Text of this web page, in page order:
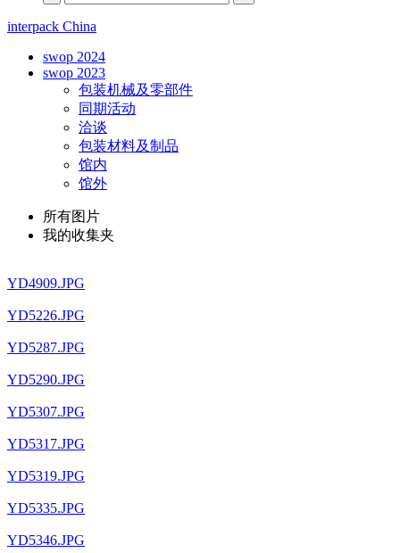
interpack China
swop 2024
swop 2023
包装机械及零部件
同期活动
洽谈
包装材料及制品
馆内
馆外
所有图片
我的收集夹
YD4909.JPG
YD5226.JPG
YD5287.JPG
YD5290.JPG
YD5307.JPG
YD5317.JPG
YD5319.JPG
YD5335.JPG
YD5346.JPG